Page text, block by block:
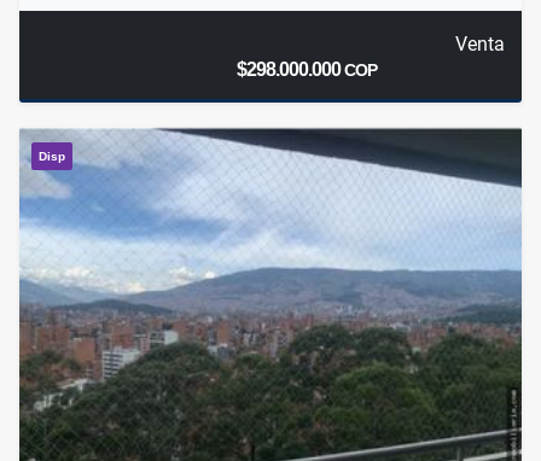
Venta
$298.000.000COP
Disp